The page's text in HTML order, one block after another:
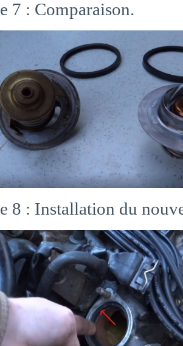
7 : Comparaison.
8 : Installation du